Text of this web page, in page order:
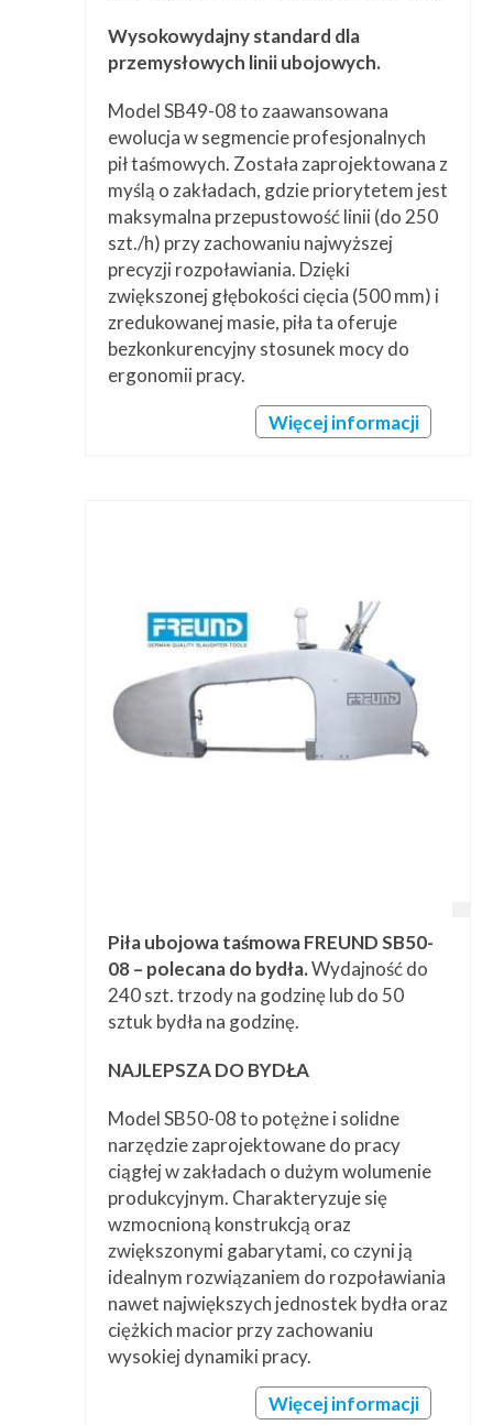
Wysokowydajny standard dla
przemysłowych linii ubojowych.
Model SB49-08 to zaawansowana
ewolucja w segmencie profesjonalnych
pił taśmowych. Została zaprojektowana z
myślą o zakładach, gdzie priorytetem jest
maksymalna przepustowość linii (do 250
szt./h) przy zachowaniu najwyższej
precyzji rozpoławiania. Dzięki
zwiększonej głębokości cięcia (500 mm) i
zredukowanej masie, piła ta oferuje
bezkonkurencyjny stosunek mocy do
ergonomii pracy.
Więcej informacji
Piła ubojowa taśmowa FREUND SB50-
08 – polecana do bydła.Wydajność do
240 szt. trzody na godzinę lub do 50
sztuk bydła na godzinę.
NAJLEPSZA DO BYDŁA
Model SB50-08 to potężne i solidne
narzędzie zaprojektowane do pracy
ciągłej w zakładach o dużym wolumenie
produkcyjnym. Charakteryzuje się
wzmocnioną konstrukcją oraz
zwiększonymi gabarytami, co czyni ją
idealnym rozwiązaniem do rozpoławiania
nawet największych jednostek bydła oraz
ciężkich macior przy zachowaniu
wysokiej dynamiki pracy.
Więcej informacji